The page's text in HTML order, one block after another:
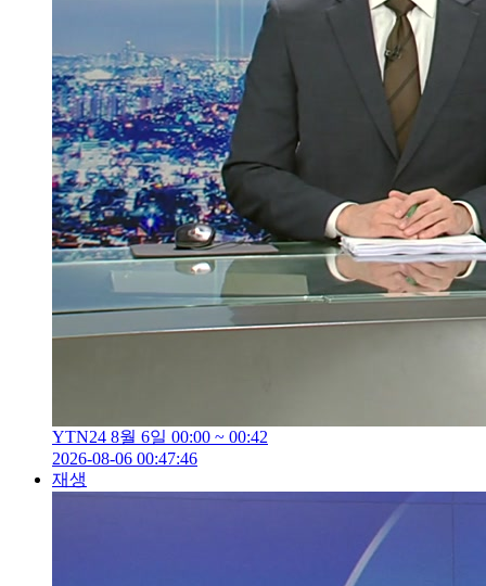
YTN24 8월 6일 00:00 ~ 00:42
2026-08-06 00:47:46
재생